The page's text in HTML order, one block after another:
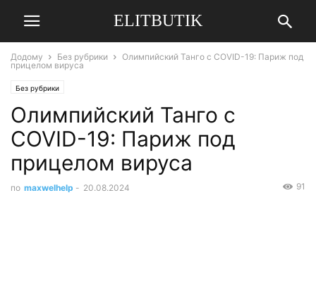
ELITBUTIK
Додому Без рубрики
Олимпийский Танго с COVID-19: Париж под
прицелом вируса
Без рубрики
Олимпийский Танго с
COVID-19: Париж под
прицелом вируса
по maxwelhelp - 20.08.2024 91